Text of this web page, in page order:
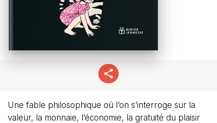
Une fable philosophique où l’on s’interroge sur la
valeur, la monnaie, l’économie, la gratuité du plaisir